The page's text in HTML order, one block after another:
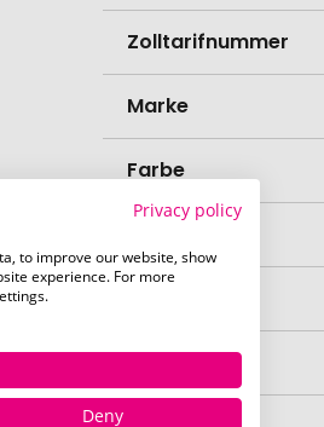
Zolltarifnummer
Marke
Farbe
Privacy policy
to improve our website, show
experience. For more
Deny